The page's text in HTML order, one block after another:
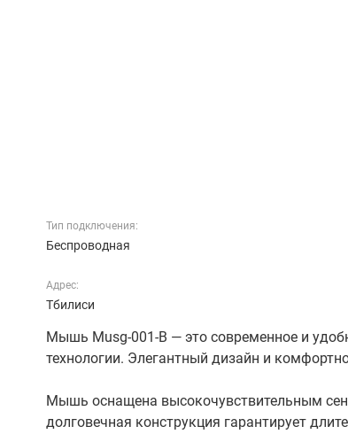
Тип подключения:
Беспроводная
Адрес:
Тбилиси
Мышь Musg-001-B — это современное и
технологии. Элегантный дизайн и
Мышь оснащена высокочувствительным
долговечная конструкция гарантирует